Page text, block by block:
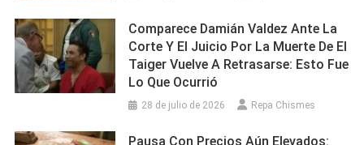
Comparece Damián Valdez Ante La
Corte Y El Juicio Por La Muerte De El
Taiger Vuelve A Retrasarse: Esto Fue
Lo Que Ocurrió
28 de julio de 2026 Repa Chismes
Pausa Con Precios Aún Elevados: